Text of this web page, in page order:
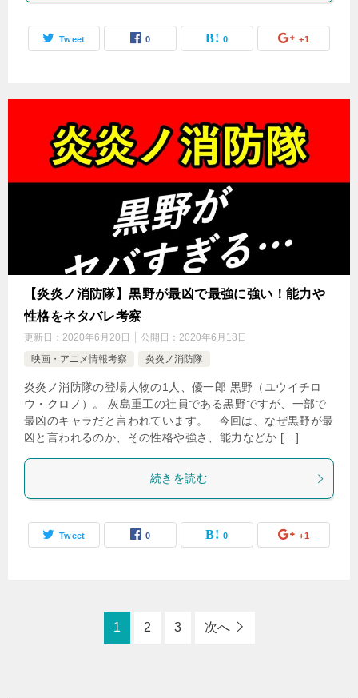
Tweet 0 0 +1
【炎炎ノ消防隊】黒野が最凶で最強に強い！能力や
性格をネタバレ考察
更新日： 2020年6月20日 公開日： 2020年6月18日
映画・アニメ情報考察
炎炎ノ消防隊
炎炎ノ消防隊の登場人物の1人、優一郎 黒野（ユウイチロ
ウ・クロノ）。 灰島重工の社員である黒野ですが、一部で
最凶のキャラだと言われています。 今回は、なぜ黒野が最
凶と言われるのか、その性格や強さ、能力などか […]
続きを読む
Tweet 0 0 +1
1 2 3 次へ